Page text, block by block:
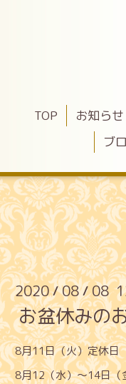
TOP お知らせ
ブ
2020/08/08
お盆休みの
8月11日（火）定休日
8月12（水）～14日（